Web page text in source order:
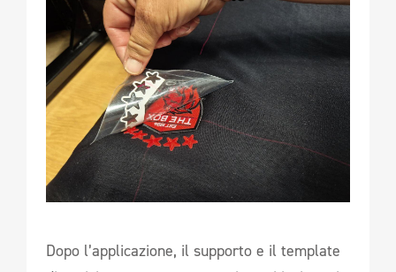
Dopo l’applicazione, il supporto e il template